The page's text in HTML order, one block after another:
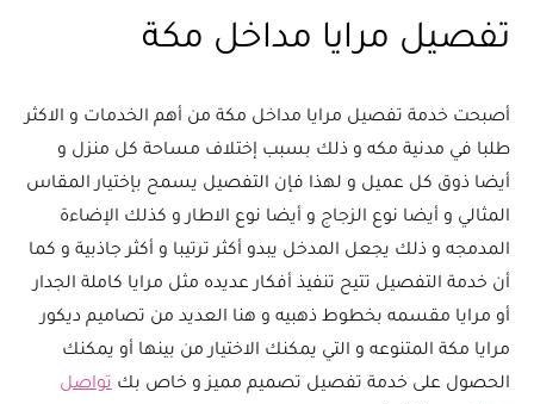
تفصيل مرايا مداخل مكة
أصبحت خدمة تفصيل مرايا مداخل مكة من أهم الخدمات و الاكثر
طلبا في مدنية مكه و ذلك بسبب إختلاف مساحة كل منزل و
أيضا ذوق كل عميل و لهذا فإن التفصيل يسمح بإختيار المقاس
المثالي و أيضا نوع الزجاج و أيضا نوع الاطار و كذلك الإضاءة
المدمجه و ذلك يجعل المدخل يبدو أكثر ترتيبا و أكثر جاذبية و كما
أن خدمة التفصيل تتيح تنفيذ أفكار عديده مثل مرايا كاملة الجدار
أو مرايا مقسمه بخطوط ذهبيه و هنا العديد من تصاميم ديكور
مرايا مكة المتنوعه و التي يمكنك الاختيار من بينها أو يمكنك
الحصول على خدمة تفصيل تصميم مميز و خاص بك تواصل